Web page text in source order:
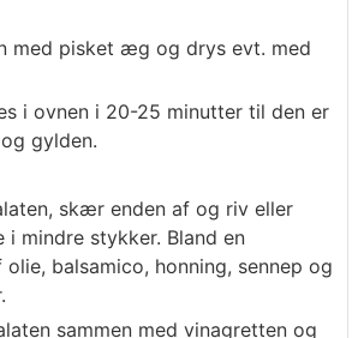
med pisket æg og drys evt. med
i ovnen i 20-25 minutter til den er
gylden.
skær enden af og riv eller
mindre stykker. Bland en
balsamico, honning, sennep og
sammen med vinagretten og